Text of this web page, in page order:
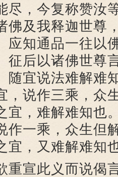
尽，今复称赞汝
佛及我释迦世尊
应知通品一往以
征后以诸佛世尊
随宜说法难解难
，说作三乘，众
宜，难解难知也
作一乘，众生但
宜，又难解难知
宣此义而说偈